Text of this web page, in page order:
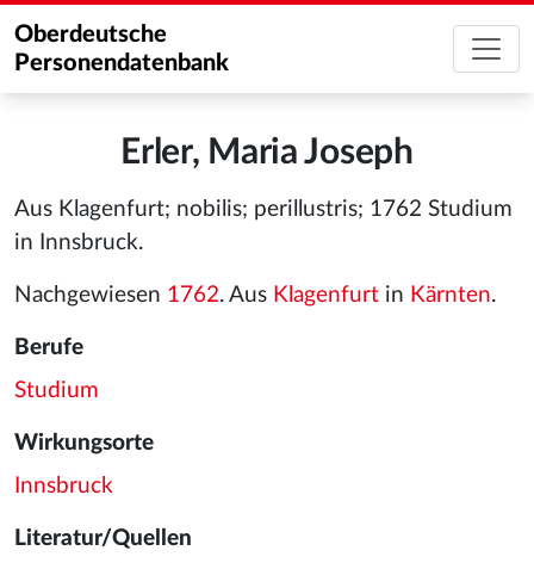
Oberdeutsche
Personendatenbank
Erler, Maria Joseph
Aus Klagenfurt; nobilis; perillustris; 1762 Studium
in Innsbruck.
Nachgewiesen 1762. Aus Klagenfurt in Kärnten.
Berufe
Studium
Wirkungsorte
Innsbruck
Literatur/Quellen